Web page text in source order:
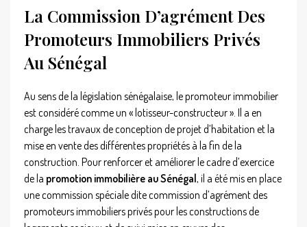
La Commission D’agrément Des
Promoteurs Immobiliers Privés
Au Sénégal
Au sens de la législation sénégalaise, le promoteur immobilier
est considéré comme un « lotisseur-constructeur ». Il a en
charge les travaux de conception de projet d’habitation et la
mise en vente des différentes propriétés à la fin de la
construction. Pour renforcer et améliorer le cadre d’exercice
de la promotion immobilière au Sénégal, il a été mis en place
une commission spéciale dite commission d’agrément des
promoteurs immobiliers privés pour les constructions de